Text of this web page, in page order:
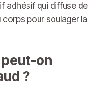
adhésif qui diffuse de
corps pour soulager la
on
?